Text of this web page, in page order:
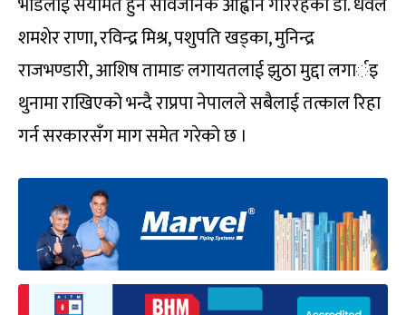
शमशेर राणा, रविन्द्र मिश्र, पशुपति खड्का, मुनिन्द्र
राजभण्डारी, आशिष तामाङ लगायतलाई झुठा मुद्दा लगार्इ
थुनामा राखिएको भन्दै राप्रपा नेपालले सबैलाई तत्काल रिहा
गर्न सरकारसँग माग समेत गरेको छ ।